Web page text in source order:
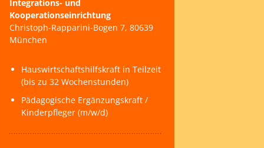
Integrations- und
Kooperationseinrichtung
Christoph-Rapparini-Bogen 7, 80639
München
Hauswirtschaftshilfskraft in Teilzeit
(bis zu 32 Wochenstunden)
Pädagogische Ergänzungskraft /
Kinderpfleger (m/w/d)